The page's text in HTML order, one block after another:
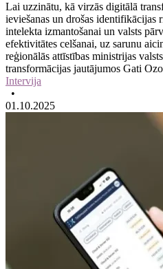
Lai uzzinātu, kā virzās digitālā
ieviešanas un drošas identifikācijas
intelekta izmantošanai un valsts
efektivitātes celšanai, uz sarunu
reģionālās attīstības ministrijas
transformācijas jautājumos Gati
Intervija
•
01.10.2025